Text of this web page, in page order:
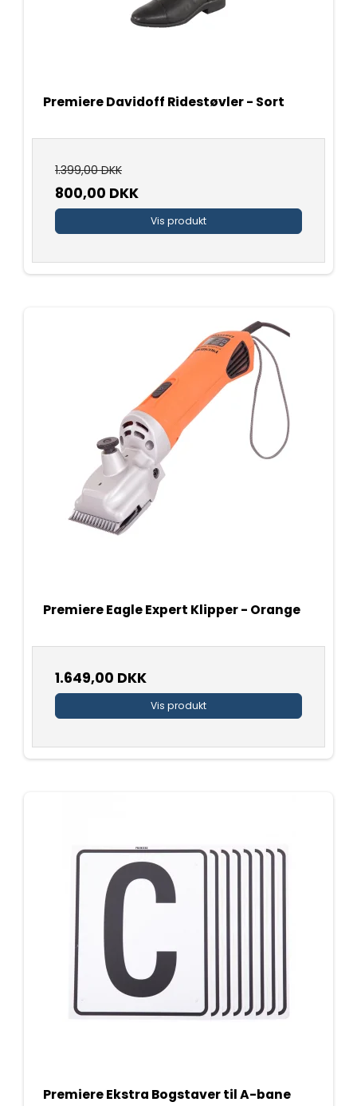
Premiere Davidoff Ridestøvler - Sort
1.399,00 DKK
800,00 DKK
Vis produkt
Premiere Eagle Expert Klipper - Orange
1.649,00 DKK
Vis produkt
Premiere Ekstra Bogstaver til A-bane